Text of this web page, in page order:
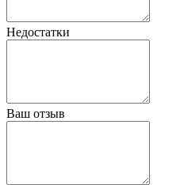
Недостатки
Ваш отзыв